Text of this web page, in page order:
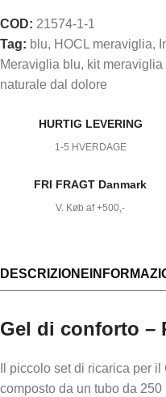
COD: 21574-1-1
Tag: blu, HOCL meraviglia,
Meraviglia blu, kit meraviglia
naturale dal dolore
HURTIG LEVERING
1-5 HVERDAGE
FRI FRAGT Danmark
V. Køb af +500,-
DESCRIZIONE
Gel di conforto –
Il piccolo set di ricarica per
composto da un tubo da